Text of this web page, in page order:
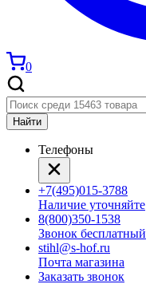
0
Найти
Телефоны
+7(495)015-3788
Наличие уточняйте
8(800)350-1538
Звонок бесплатный
stihl@s-hof.ru
Почта магазина
Заказать звонок